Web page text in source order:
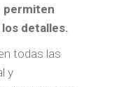
permiten
detalles.
todas las
y